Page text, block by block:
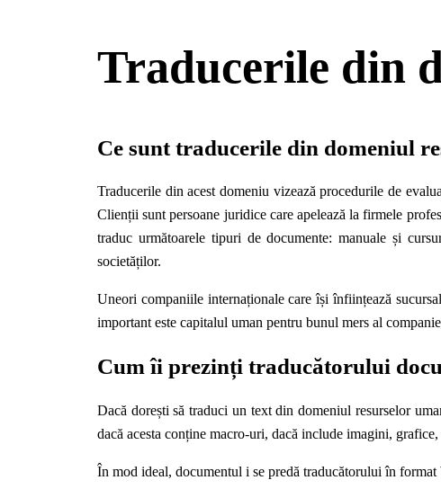
Traducerile din
Ce sunt traducerile din domeniul
Traducerile din acest domeniu vizează procedurile de
Clienții sunt persoane juridice care apelează la firmele
traduc următoarele tipuri de documente: manuale și
societăților.
Uneori companiile internaționale care își înființează
important este capitalul uman pentru bunul mers al
Cum îi prezinți traducătorului
Dacă dorești să traduci un text din domeniul resurselor
dacă acesta conține macro-uri, dacă include imagini,
În mod ideal, documentul i se predă traducătorului în